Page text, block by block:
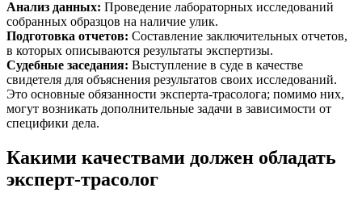
Анализ данных: Проведение лабораторных исследований
собранных образцов на наличие улик.
Подготовка отчетов: Составление заключительных отчетов,
в которых описываются результаты экспертизы.
Судебные заседания: Выступление в суде в качестве
свидетеля для объяснения результатов своих исследований.
Это основные обязанности эксперта-трасолога; помимо них,
могут возникать дополнительные задачи в зависимости от
специфики дела.
Какими качествами должен обладать
эксперт-трасолог